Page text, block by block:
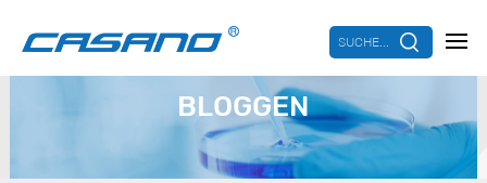
SUCHE...
BLOGGEN